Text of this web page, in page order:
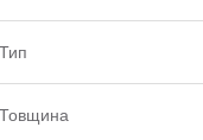
Тип
Товщина